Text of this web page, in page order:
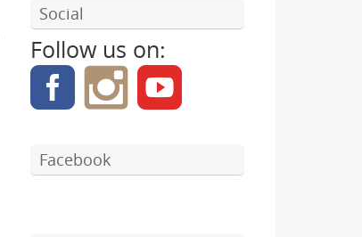
Social
Follow us on:
Facebook